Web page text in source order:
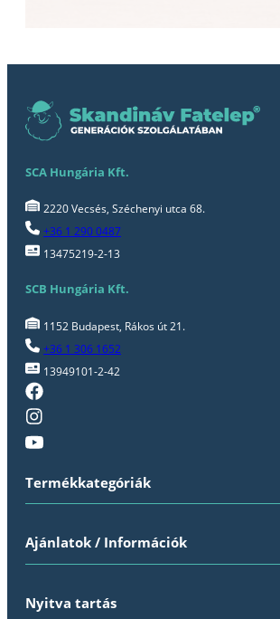
SCA Hungária Kft.
2220 Vecsés, Széchenyi utca 68.
+36 1 290 0487
13475219-2-13
SCB Hungária Kft.
1152 Budapest, Rákos út 21.
+36 1 306 1652
13949101-2-42
Termékkategóriák
Ajánlatok / Információk
Nyitva tartás